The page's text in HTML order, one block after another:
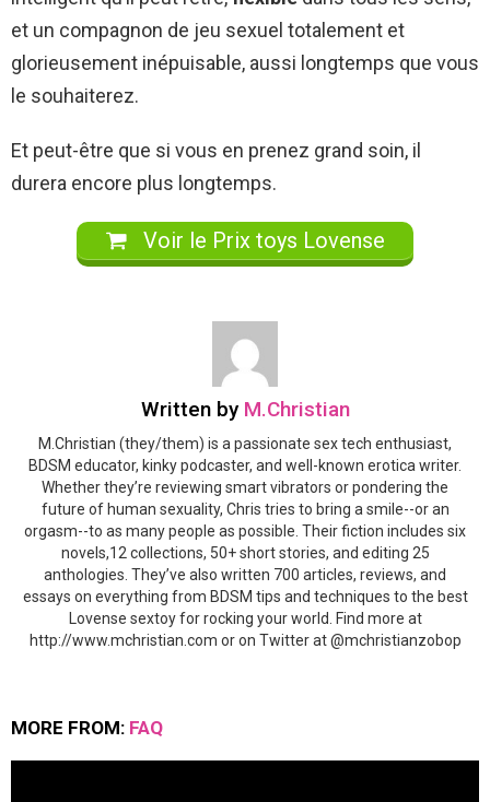
et un compagnon de jeu sexuel totalement et
glorieusement inépuisable, aussi longtemps que vous
le souhaiterez.
Et peut-être que si vous en prenez grand soin, il
durera encore plus longtemps.
Voir le Prix toys Lovense
Written by M.Christian
M.Christian (they/them) is a passionate sex tech enthusiast,
BDSM educator, kinky podcaster, and well-known erotica writer.
Whether they’re reviewing smart vibrators or pondering the
future of human sexuality, Chris tries to bring a smile--or an
orgasm--to as many people as possible. Their fiction includes six
novels,12 collections, 50+ short stories, and editing 25
anthologies. They’ve also written 700 articles, reviews, and
essays on everything from BDSM tips and techniques to the best
Lovense sextoy for rocking your world. Find more at
http://www.mchristian.com or on Twitter at @mchristianzobop
MORE FROM: FAQ